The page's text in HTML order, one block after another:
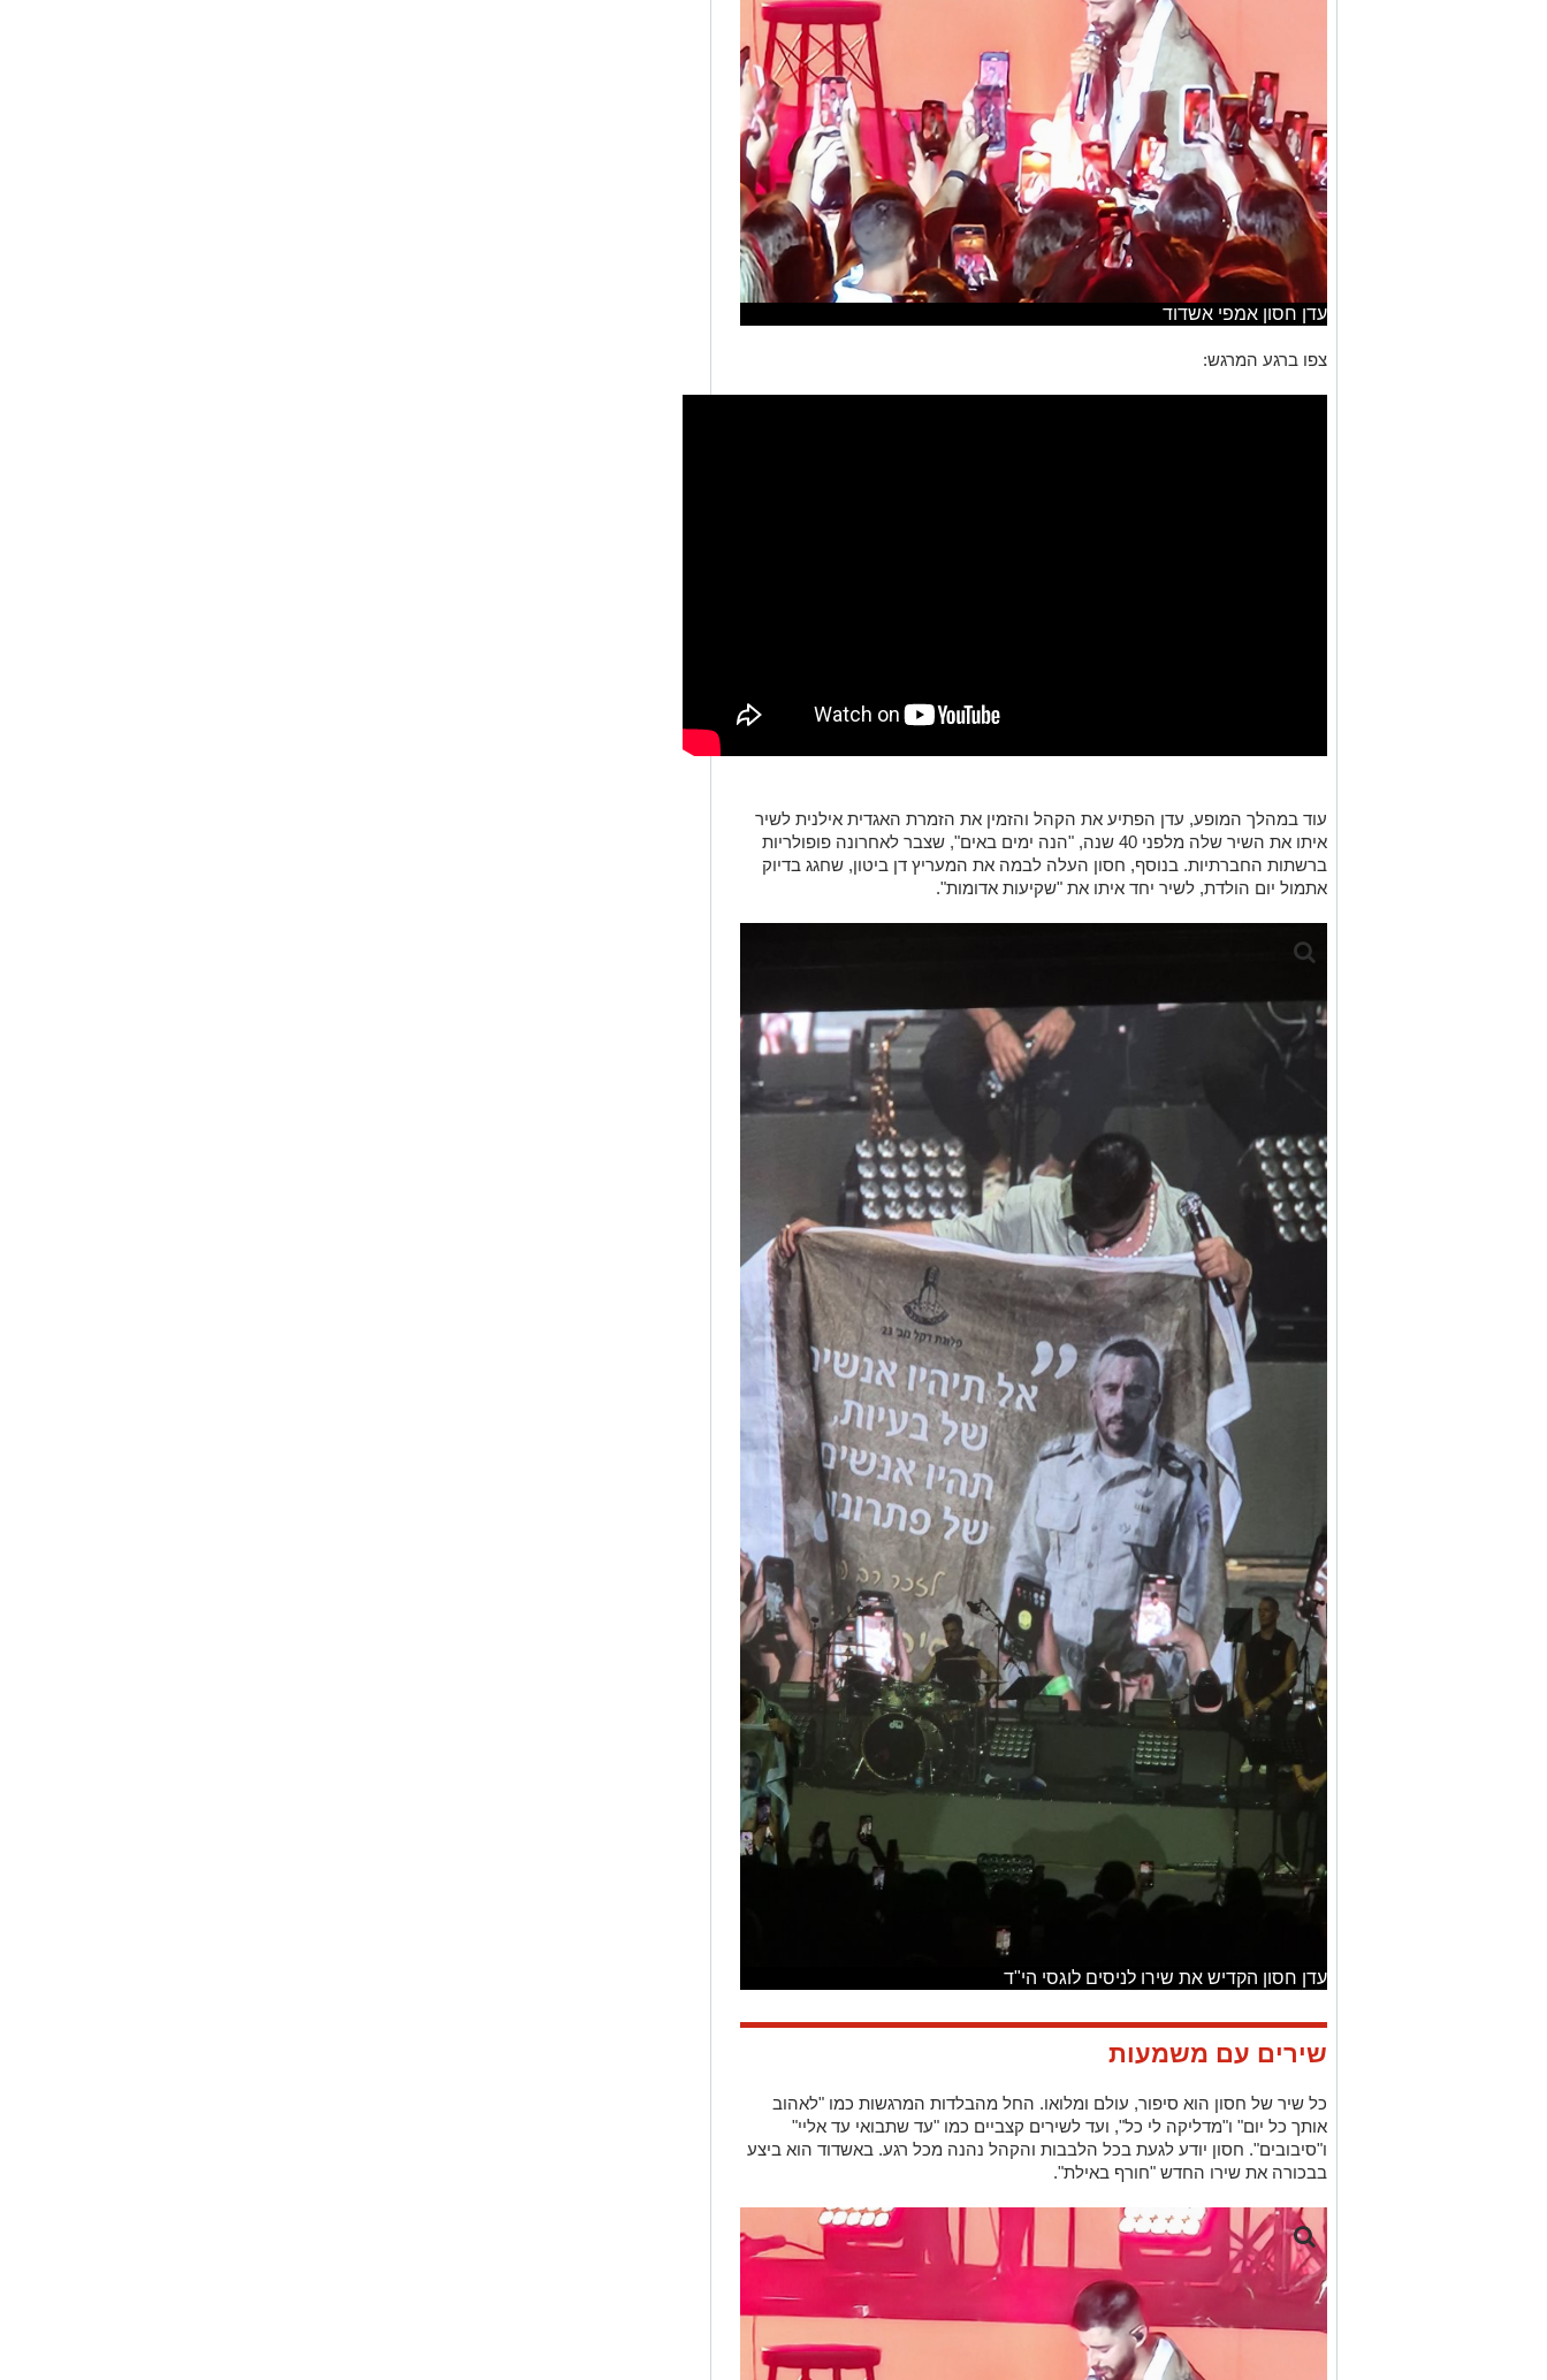
עדן חסון אמפי אשדוד
צפו ברגע המרגש:
עוד במהלך המופע, עדן הפתיע את הקהל והזמין את הזמרת האגדית אילנית לשיר
איתו את השיר שלה מלפני 40 שנה, "הנה ימים באים", שצבר לאחרונה פופולריות
ברשתות החברתיות. בנוסף, חסון העלה לבמה את המעריץ דן ביטון, שחגג בדיוק
אתמול יום הולדת, לשיר יחד איתו את "שקיעות אדומות".
עדן חסון הקדיש את שירו לניסים לוגסי הי"ד
שירים עם משמעות
כל שיר של חסון הוא סיפור, עולם ומלואו. החל מהבלדות המרגשות כמו "לאהוב
אותך כל יום" ו"מדליקה לי כל", ועד לשירים קצביים כמו "עד שתבואי עד אליי"
ו"סיבובים". חסון יודע לגעת בכל הלבבות והקהל נהנה מכל רגע. באשדוד הוא ביצע
בבכורה את שירו החדש "חורף באילת".